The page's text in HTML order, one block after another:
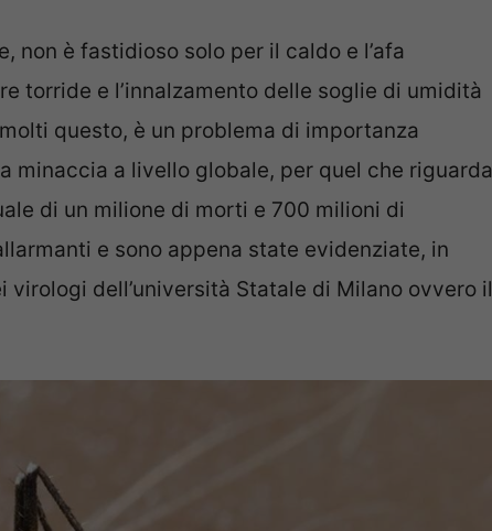
non è fastidioso solo per il caldo e l’afa
torride e l’innalzamento delle soglie di umidità
questo, è un problema di importanza
minaccia a livello globale, per quel che riguarda
di un milione di morti e 700 milioni di
e sono appena state evidenziate, in
dell’università Statale di Milano ovvero il